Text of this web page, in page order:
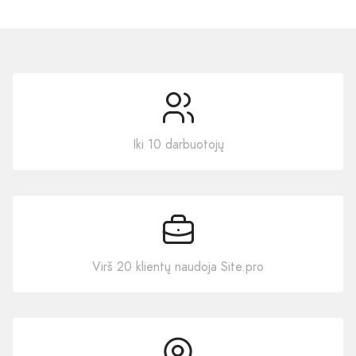
Iki 10 darbuotojų
Virš 20 klientų naudoja Site.pro